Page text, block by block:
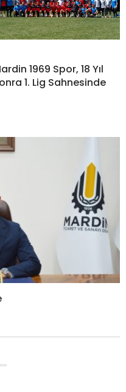
1969 Spor, 18 Yıl
1. Lig Sahnesinde